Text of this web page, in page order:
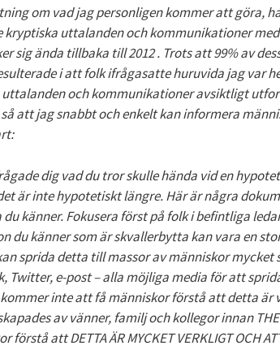
om vad jag personligen kommer att göra,
kryptiska uttalanden och kommunikationer
sig ända tillbaka till 2012 . Trots att 99% av
i att folk ifrågasatte huruvida jag var
uttalanden och kommunikationer avsiktligt
att jag snabbt och enkelt kan informera
dig vad du tror skulle hända vid en
är inte hypotetiskt längre. Här är några
känner. Fokusera först på folk i befintliga
du känner som är skvallerbytta kan vara en
sprida detta till massor av människor mycket
Twitter, e-post – alla möjliga media för att
inte att få människor förstå att detta är
av vänner, familj och kollegor innan
att DETTA ÄR MYCKET VERKLIGT OCH